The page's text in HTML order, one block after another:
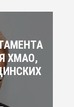
ХМАО,